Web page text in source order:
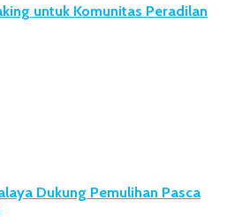
untuk Komunitas Peradilan
Dukung Pemulihan Pasca